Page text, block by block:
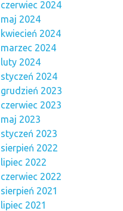
czerwiec 2024
maj 2024
kwiecień 2024
marzec 2024
luty 2024
styczeń 2024
grudzień 2023
czerwiec 2023
maj 2023
styczeń 2023
sierpień 2022
lipiec 2022
czerwiec 2022
sierpień 2021
lipiec 2021